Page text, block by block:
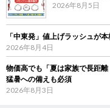
2026年8月5日
「中東発」値上げラッシュが
2026年8月4日
物価高でも「夏は家族で長距
猛暑への備えも必須
2026年8月3日